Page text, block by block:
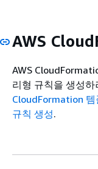
AWS
AWS
리형 규칙을 생성
CloudFormation 템
규칙 생성.